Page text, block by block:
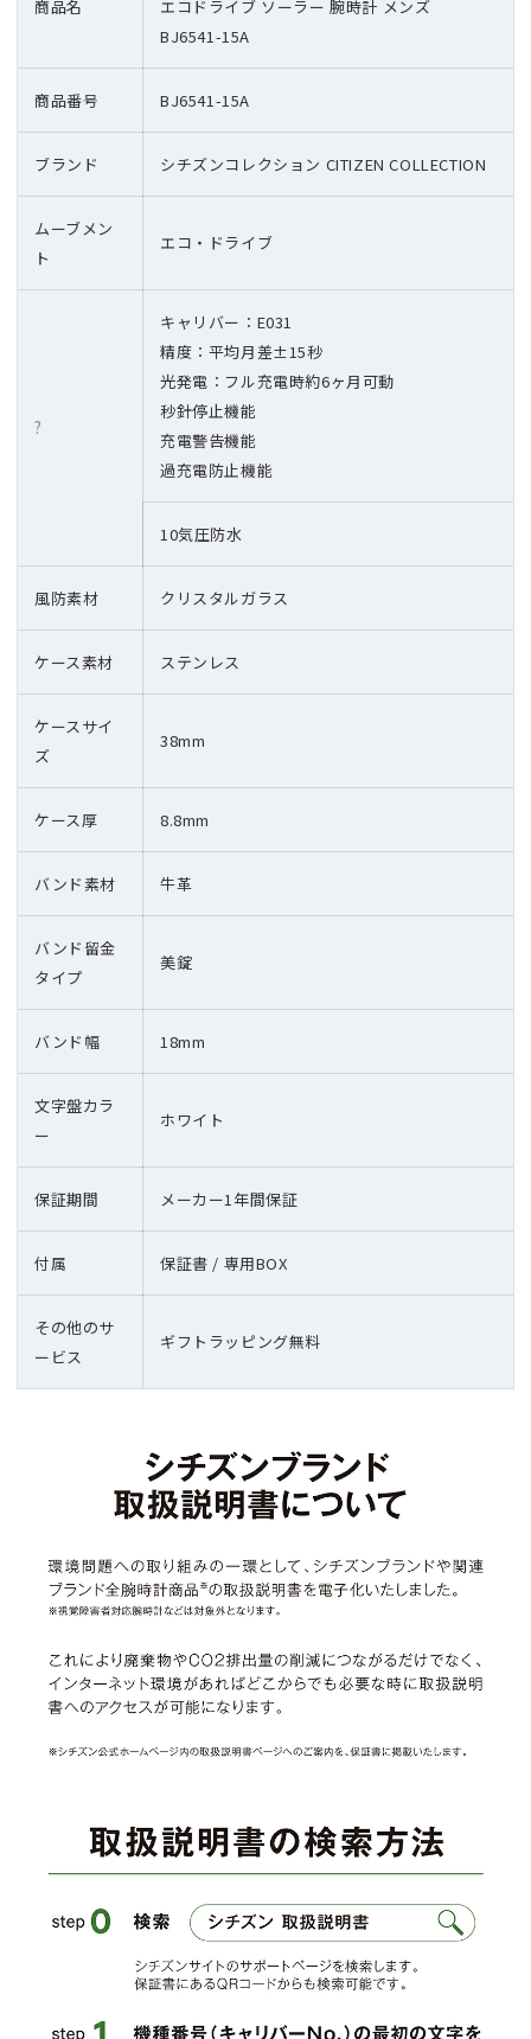
商品名
エコドライブ ソーラー 腕時計 メンズ
BJ6541-15A
商品番号 BJ6541-15A
ブランド シチズンコレクション CITIZEN COLLECTION
ムーブメン
ト
エコ・ドライブ
?
キャリバー：E031
精度：平均月差±15秒
光発電：フル充電時約6ヶ月可動
秒針停止機能
充電警告機能
過充電防止機能
10気圧防水
風防素材 クリスタルガラス
ケース素材 ステンレス
ケースサイ
ズ
38mm
ケース厚 8.8mm
バンド素材 牛革
バンド留金
タイプ
美錠
バンド幅 18mm
文字盤カラ
ー
ホワイト
保証期間 メーカー1年間保証
付属 保証書 / 専用BOX
その他のサ
ービス
ギフトラッピング無料